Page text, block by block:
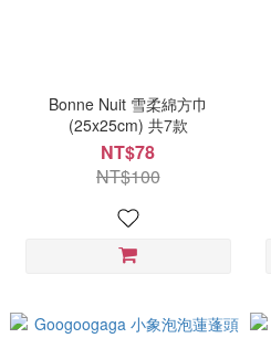
Bonne Nuit 雪柔綿方巾
(25x25cm) 共7款
NT$78
NT$100